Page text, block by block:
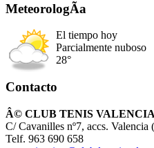
MeteorologÃ­a
El tiempo hoy
Parcialmente nuboso
28°
Contacto
Â© CLUB TENIS VALENCIA
C/ Cavanilles nº7, accs. Valencia
Telf. 963 690 658